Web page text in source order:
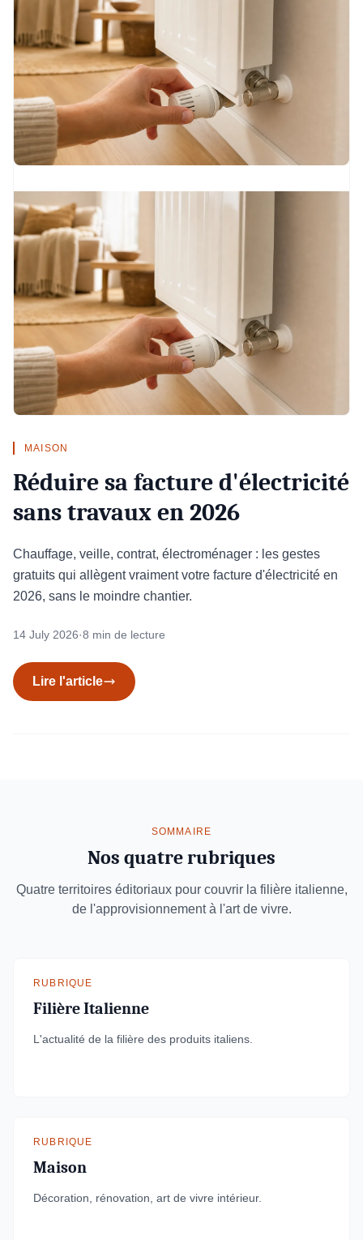
MAISON
Réduire sa facture d'électricité
sans travaux en 2026
Chauffage, veille, contrat, électroménager : les gestes
gratuits qui allègent vraiment votre facture d'électricité en
2026, sans le moindre chantier.
14 July 2026·8 min de lecture
Lire l'article
SOMMAIRE
Nos quatre rubriques
Quatre territoires éditoriaux pour couvrir la filière italienne,
de l'approvisionnement à l'art de vivre.
RUBRIQUE
Filière Italienne
L'actualité de la filière des produits italiens.
RUBRIQUE
Maison
Décoration, rénovation, art de vivre intérieur.